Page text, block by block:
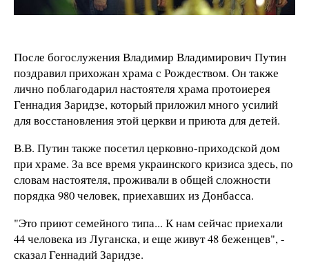
После богослужения Владимир Владимирович Путин
поздравил прихожан храма с Рождеством. Он также
лично поблагодарил настоятеля храма протоиерея
Геннадия Заридзе, который приложил много усилий
для восстановления этой церкви и приюта для детей.
В.В. Путин также посетил церковно-приходской дом
при храме. За все время украинского кризиса здесь, по
словам настоятеля, проживали в общей сложности
порядка 980 человек, приехавших из Донбасса.
"Это приют семейного типа... К нам сейчас приехали
44 человека из Луганска, и еще живут 48 беженцев", -
сказал Геннадий Заридзе.